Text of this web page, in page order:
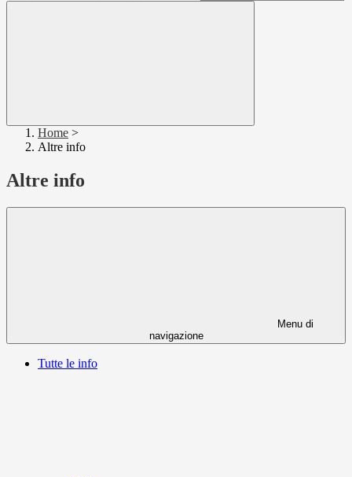
Home >
Altre info
Altre info
Menu di
navigazione
Tutte le info